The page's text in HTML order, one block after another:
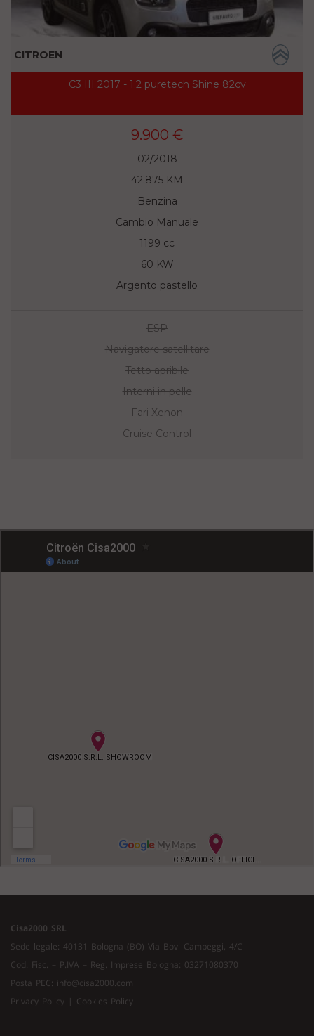
CITROEN
C3 III 2017 - 1.2 puretech Shine 82cv
9.900 €
02/2018
42.875 KM
Benzina
Cambio Manuale
1199 cc
60 KW
Argento pastello
ESP
Navigatore satellitare
Tetto apribile
Interni in pelle
Fari Xenon
Cruise Control
Cisa2000 SRL
Sede legale: 40131 Bologna (BO) Via Bovi Campeggi, 4/C
Cod. Fisc. – P.IVA – Reg. Imprese Bologna: 03271080370
Posta PEC: info@cisa2000.com
Privacy Policy | Cookies Policy